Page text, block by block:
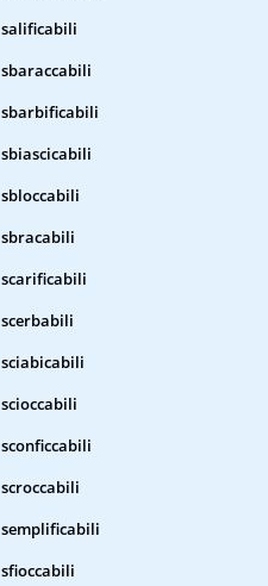
salificabili
sbaraccabili
sbarbificabili
sbiascicabili
sbloccabili
sbracabili
scarificabili
scerbabili
sciabicabili
scioccabili
sconficcabili
scroccabili
semplificabili
sfioccabili